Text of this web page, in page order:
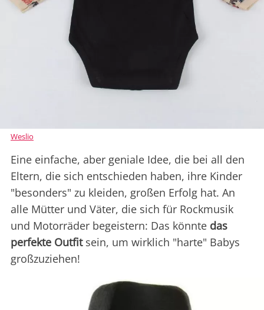
Weslio
Eine einfache, aber geniale Idee, die bei all den
Eltern, die sich entschieden haben, ihre Kinder
"besonders" zu kleiden, großen Erfolg hat. An
alle Mütter und Väter, die sich für Rockmusik
und Motorräder begeistern: Das könnte das
perfekte Outfitsein, um wirklich "harte" Babys
großzuziehen!